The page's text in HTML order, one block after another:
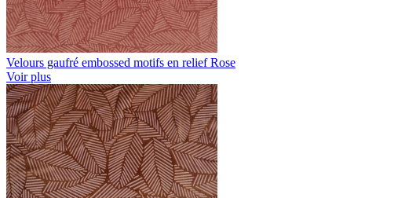
Velours gaufré embossed motifs en relief Rose
Voir plus